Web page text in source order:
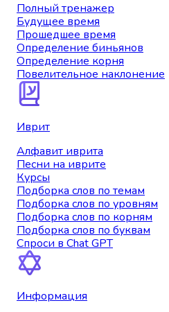
Полный тренажер
Будущее время
Прошедшее время
Определение биньянов
Определение корня
Повелительное наклонение
Иврит
Алфавит иврита
Песни на иврите
Курсы
Подборка слов по темам
Подборка слов по уровням
Подборка слов по корням
Подборка слов по буквам
Спроси в Chat GPT
Информация